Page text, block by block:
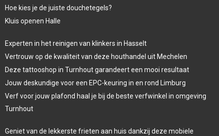
Hoe kies je de juiste douchetegels?
Kluis openen Halle
Experten in het reinigen van klinkers in Hasselt
Vertrouw op de kwaliteit van deze houthandel uit Mechelen
Deze tattooshop in Turnhout garandeert een mooi resultaat
Jouw deskundige voor een EPC-keuring in en rond Limburg
Verf voor jouw plafond haal je bij de beste verfwinkel in omgeving
Turnhout
Geniet van de lekkerste frieten aan huis dankzij deze mobiele